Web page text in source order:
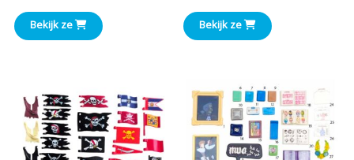
tot
€2,70
Bekijk ze Bekijk ze